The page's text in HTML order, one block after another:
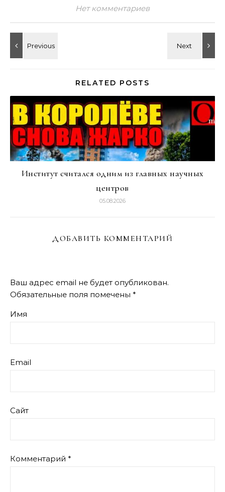
Нет комментариев
RELATED POSTS
Институт считался одним из главных научных
центров
05.08.2026
ДОБАВИТЬ КОММЕНТАРИЙ
Ваш адрес email не будет опубликован.
Обязательные поля помечены *
Имя
Email
Сайт
Комментарий *